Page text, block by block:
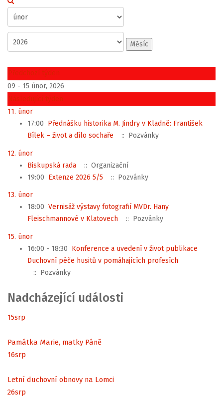
Měsíc
Předchozí týden
09 - 15 únor, 2026
Následující týden
11. únor
17:00 Přednášku historika M. Jindry v Kladně: František
Bílek – život a dílo sochaře
:: Pozvánky
12. únor
Biskupská rada
:: Organizační
19:00 Extenze 2026 5/5 :: Pozvánky
13. únor
18:00 Vernisáž výstavy fotografií MVDr. Hany
Fleischmannové v Klatovech
:: Pozvánky
15. únor
16:00 - 18:30 Konference a uvedení v život publikace
Duchovní péče husitů v pomáhajících profesích
:: Pozvánky
Nadcházející události
15srp
Památka Marie, matky Páně
16srp
Letní duchovní obnovy na Lomci
26srp